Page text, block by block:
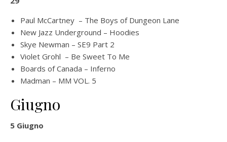
Paul McCartney – The Boys of Dungeon Lane
New Jazz Underground – Hoodies
Skye Newman – SE9 Part 2
Violet Grohl – Be Sweet To Me
Boards of Canada – Inferno
Madman – MM VOL. 5
Giugno
5 Giugno